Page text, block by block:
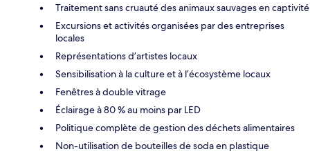
Traitement sans cruauté des animaux sauvages en captivité
Excursions et activités organisées par des entreprises
locales
Représentations d’artistes locaux
Sensibilisation à la culture et à l’écosystème locaux
Fenêtres à double vitrage
Éclairage à 80 % au moins par LED
Politique complète de gestion des déchets alimentaires
Non-utilisation de bouteilles de soda en plastique